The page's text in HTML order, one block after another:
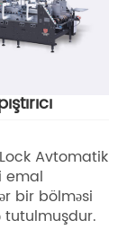
Avtomatik
emal
bir bölməsi
tutulmuşdur.